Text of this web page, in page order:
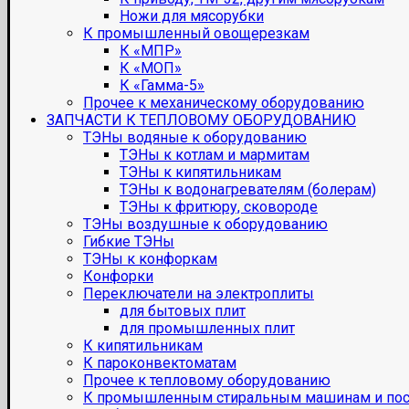
Ножи для мясорубки
К промышленный овощерезкам
К «МПР»
К «МОП»
К «Гамма-5»
Прочее к механическому оборудованию
ЗАПЧАСТИ К ТЕПЛОВОМУ ОБОРУДОВАНИЮ
ТЭНы водяные к оборудованию
ТЭНы к котлам и мармитам
ТЭНы к кипятильникам
ТЭНы к водонагревателям (болерам)
ТЭНы к фритюру, сковороде
ТЭНы воздушные к оборудованию
Гибкие ТЭНы
ТЭНы к конфоркам
Конфорки
Переключатели на электроплиты
для бытовых плит
для промышленных плит
К кипятильникам
К пароконвектоматам
Прочее к тепловому оборудованию
К промышленным стиральным машинам и